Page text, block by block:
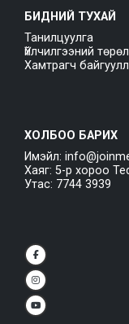
БИДНИЙ ТУХАЙ
Танилцуулга
Үйлчилгээний төрөл
Хамтрагч
ХОЛБОО БАРИХ
Имэйл:
Хаяг: 5-р хороо
Утас: 7744 3939